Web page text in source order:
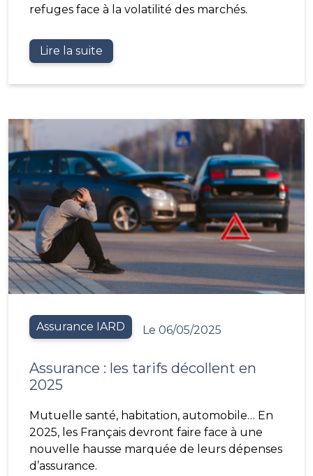
refuges face à la volatilité des marchés.
Lire la suite
Assurance IARD Le 06/05/2025
Assurance : les tarifs décollent en
2025
Mutuelle santé, habitation, automobile… En
2025, les Français devront faire face à une
nouvelle hausse marquée de leurs dépenses
d’assurance.